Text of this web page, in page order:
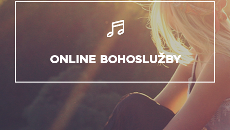
ONLINE BOHOSLUŽBY